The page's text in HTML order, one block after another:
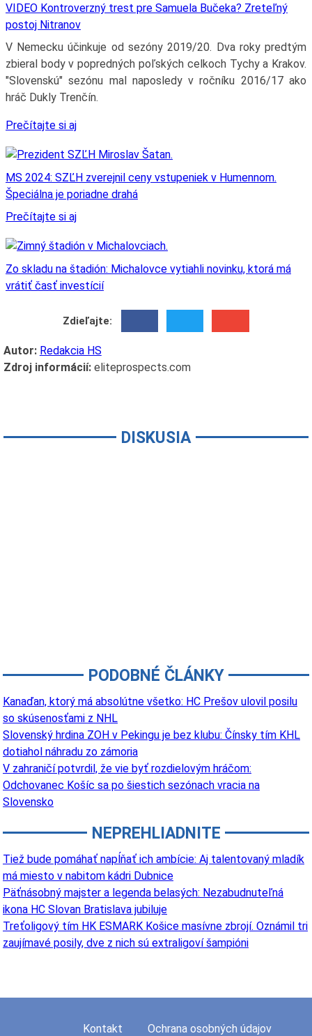
VIDEO Kontroverzný trest pre Samuela Bučeka? Zreteľný
postoj Nitranov
V Nemecku účinkuje od sezóny 2019/20. Dva roky predtým
zbieral body v popredných poľských celkoch Tychy a Krakov.
"Slovenskú" sezónu mal naposledy v ročníku 2016/17 ako
hráč Dukly Trenčín.
Prečítajte si aj
MS 2024: SZĽH zverejnil ceny vstupeniek v Humennom.
Špeciálna je poriadne drahá
Prečítajte si aj
Zo skladu na štadión: Michalovce vytiahli novinku, ktorá má
vrátiť časť investícií
Zdieľajte:
Autor: Redakcia HS
Zdroj informácií:eliteprospects.com
DISKUSIA
PODOBNÉ ČLÁNKY
Kanaďan, ktorý má absolútne všetko: HC Prešov ulovil posilu
so skúsenosťami z NHL
Slovenský hrdina ZOH v Pekingu je bez klubu: Čínsky tím KHL
dotiahol náhradu zo zámoria
V zahraničí potvrdil, že vie byť rozdielovým hráčom:
Odchovanec Košíc sa po šiestich sezónach vracia na
Slovensko
NEPREHLIADNITE
Tiež bude pomáhať napĺňať ich ambície: Aj talentovaný mladík
má miesto v nabitom kádri Dubnice
Päťnásobný majster a legenda belasých: Nezabudnuteľná
ikona HC Slovan Bratislava jubiluje
Treťoligový tím HK ESMARK Košice masívne zbrojí. Oznámil tri
zaujímavé posily, dve z nich sú extraligoví šampióni
Kontakt Ochrana osobných údajov